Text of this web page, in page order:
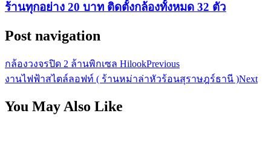
ร้านทุกอย่าง 20 บาท ติดตั้งกล้องทั้งหมด 32 ตัว
Post navigation
กล้องวงจรปิด 2 ล้านพิกเซล HilookPrevious
งานไฟฟ้าสไตล์ลอฟท์ ( ร้านหม่าล่าหัวร้อนสุราษฎร์ธานี )Next
You May Also Like